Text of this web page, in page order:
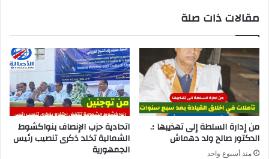
مقالات ذات صلة
من إدارة السلطة إلى تهذيبها ؛.
الدكتور صالح ولد دهماش
منذ أسبوع واحد
اتحادية حزب الإنصاف بنواكشوط
الشمالية تخلد ذكرى تنصيب رئيس
الجمهورية